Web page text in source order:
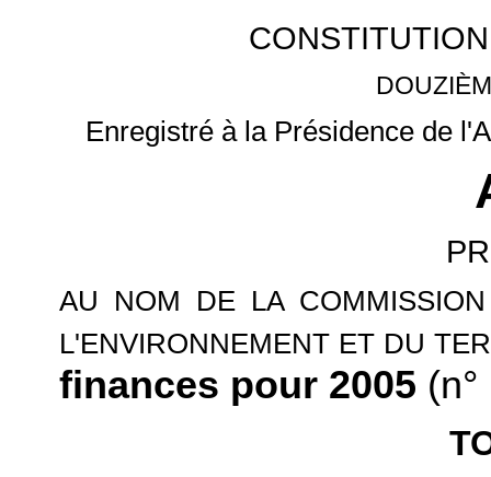
Enregistré à la Présidence de
AU NOM DE LA
L'ENVIRONNEMENT ET DU
finances pour 2005